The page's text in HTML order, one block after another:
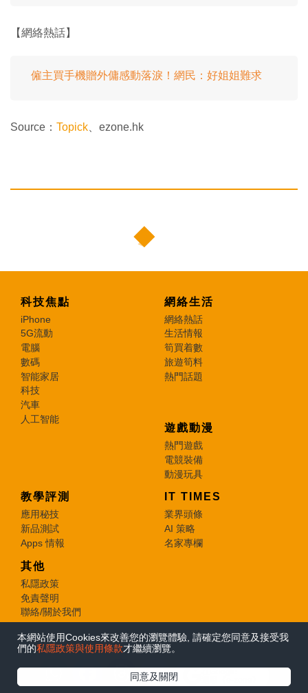
【網絡熱話】
僱主買手機贈外傭感動落淚！網民：好姐姐難求
Source： Topick 、ezone.hk
科技焦點
iPhone
5G流動
電腦
數碼
智能家居
科技
汽車
人工智能
網絡生活
網絡熱話
生活情報
筍買着數
旅遊筍料
熱門話題
遊戲動漫
熱門遊戲
電競裝備
動漫玩具
教學評測
應用秘技
新品測試
Apps 情報
IT TIMES
業界頭條
AI 策略
名家專欄
其他
私隱政策
免責聲明
聯絡/關於我們
© 2026 e-zone. All Rights Reserved.
本網站使用Cookies來改善您的瀏覽體驗, 請確定您同意及接受我
們的私隱政策與使用條款才繼續瀏覽。
同意及關閉